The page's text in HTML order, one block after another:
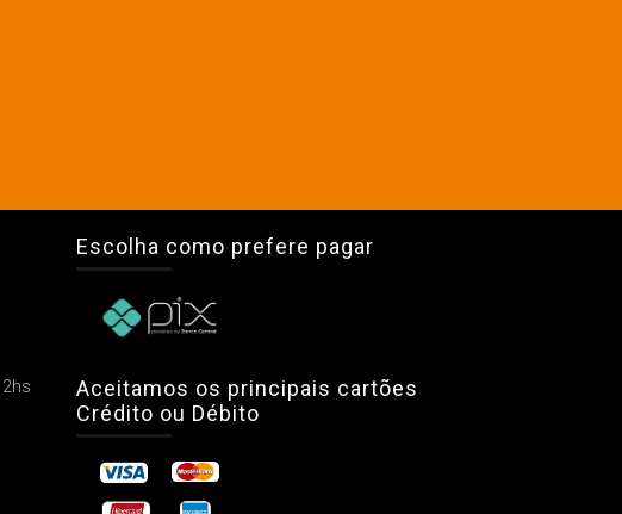
Escolha como prefere pagar
Aceitamos os principais cartões
Crédito ou Débito